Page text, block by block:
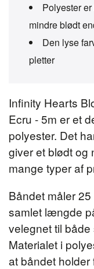
Infinity Hearts
Ecru - 5m er et
polyester. Det
giver et blødt og
mange typer af
Båndet måler
samlet længde
velegnet til
Materialet i
at båndet
Polyester
mindre blødt
Den lyse
pletter